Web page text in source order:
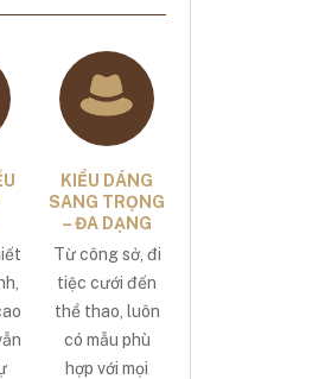
KIỂU DÁNG
SANG TRỌNG
– ĐA DẠNG
Từ công sở, đi
tiệc cưới đến
thể thao, luôn
có mẫu phù
hợp với mọi